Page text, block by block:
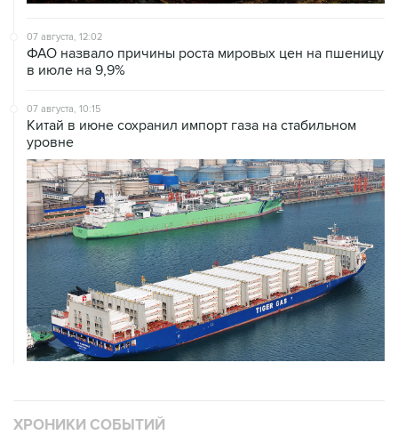
07 августа, 12:02
ФАО назвало причины роста мировых цен на пшеницу
в июле на 9,9%
07 августа, 10:15
Китай в июне сохранил импорт газа на стабильном
уровне
ХРОНИКИ СОБЫТИЙ